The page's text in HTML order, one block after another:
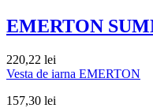
EMERTON
220,22 lei
Vesta de iarna EMERTON
157,30 lei